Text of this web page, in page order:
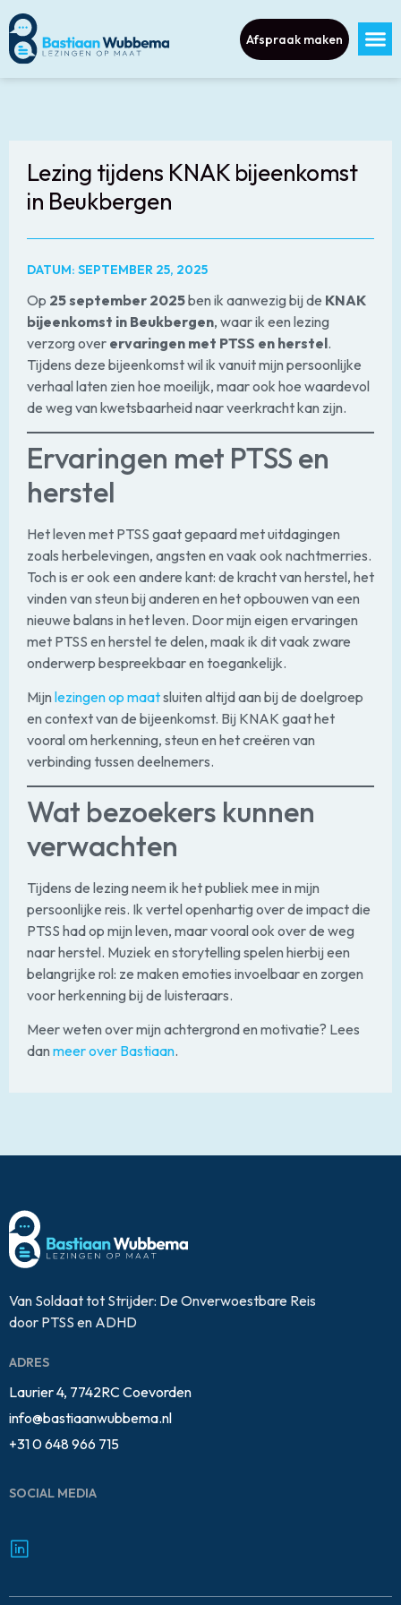
Afspraak maken
Lezing tijdens KNAK bijeenkomst
in Beukbergen
DATUM: SEPTEMBER 25, 2025
Op 25 september 2025ben ik aanwezig bij de KNAK
bijeenkomst in Beukbergen, waar ik een lezing
verzorg over ervaringen met PTSS en herstel.
Tijdens deze bijeenkomst wil ik vanuit mijn persoonlijke
verhaal laten zien hoe moeilijk, maar ook hoe waardevol
de weg van kwetsbaarheid naar veerkracht kan zijn.
Ervaringen met PTSS en
herstel
Het leven met PTSS gaat gepaard met uitdagingen
zoals herbelevingen, angsten en vaak ook nachtmerries.
Toch is er ook een andere kant: de kracht van herstel, het
vinden van steun bij anderen en het opbouwen van een
nieuwe balans in het leven. Door mijn eigen ervaringen
met PTSS en herstel te delen, maak ik dit vaak zware
onderwerp bespreekbaar en toegankelijk.
Mijn lezingen op maatsluiten altijd aan bij de doelgroep
en context van de bijeenkomst. Bij KNAK gaat het
vooral om herkenning, steun en het creëren van
verbinding tussen deelnemers.
Wat bezoekers kunnen
verwachten
Tijdens de lezing neem ik het publiek mee in mijn
persoonlijke reis. Ik vertel openhartig over de impact die
PTSS had op mijn leven, maar vooral ook over de weg
naar herstel. Muziek en storytelling spelen hierbij een
belangrijke rol: ze maken emoties invoelbaar en zorgen
voor herkenning bij de luisteraars.
Meer weten over mijn achtergrond en motivatie? Lees
dan meer over Bastiaan.
Van Soldaat tot Strijder: De Onverwoestbare Reis
door PTSS en ADHD
ADRES
Laurier 4, 7742RC Coevorden
info@bastiaanwubbema.nl
+31 0 648 966 715
SOCIAL MEDIA